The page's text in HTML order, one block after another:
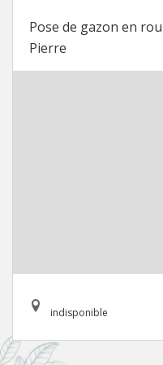
Pose de gazon en
Pierre
indisponible